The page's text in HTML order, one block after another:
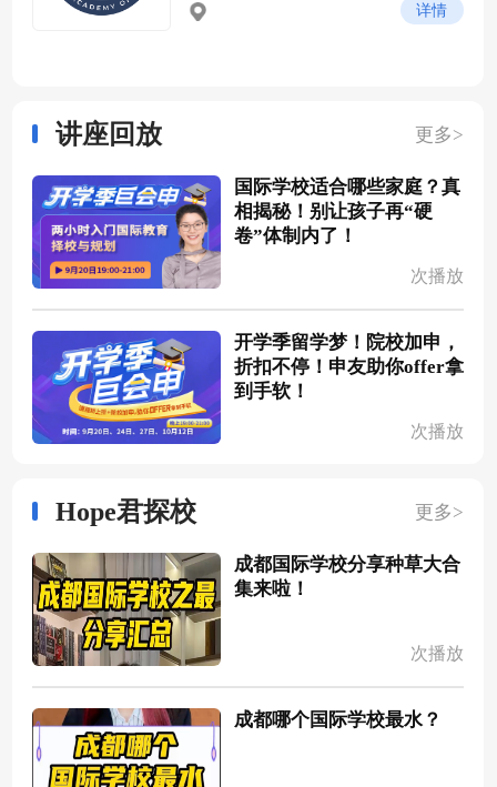
详情
讲座回放 更多>
国际学校适合哪些家庭？真
相揭秘！别让孩子再“硬
卷”体制内了！
次播放
开学季留学梦！院校加申，
折扣不停！申友助你offer拿
到手软！
次播放
Hope君探校 更多>
成都国际学校分享种草大合
集来啦！
次播放
成都哪个国际学校最水？